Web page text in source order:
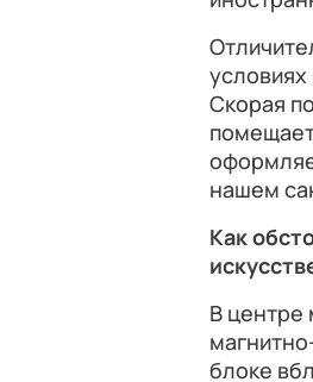
Скорая
нашем
Как
В центре
блоке